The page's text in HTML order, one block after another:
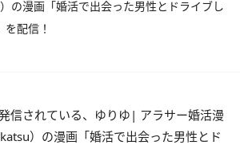
の漫画「婚活で出会った男性とドライブし
配信！
信されている、ゆりゆ| アラサー婚活漫
）の漫画「婚活で出会った男性とド